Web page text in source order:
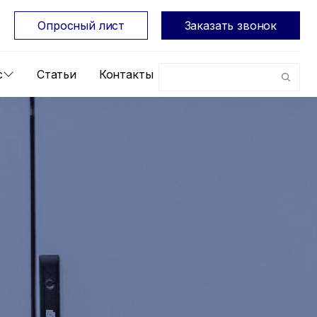
Статьи Контакты
Опросный лист Заказать звонок